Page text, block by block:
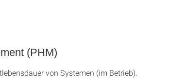
(PHM)
von Systemen (im Betrieb).